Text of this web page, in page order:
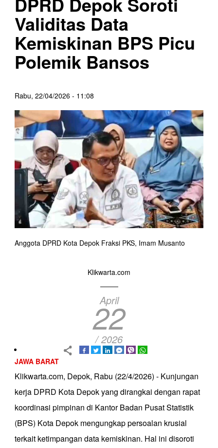
Validitas Data
Kemiskinan BPS Picu
Polemik Bansos
Rabu, 22/04/2026 - 11:08
Anggota DPRD Kota Depok Fraksi PKS, Imam Musanto
Klikwarta.com
April
22
/ 2026
JAWA BARAT
Klikwarta.com, Depok, Rabu (22/4/2026) - Kunjungan
kerja DPRD Kota Depok yang dirangkai dengan rapat
koordinasi pimpinan di Kantor Badan Pusat Statistik
(BPS) Kota Depok mengungkap persoalan krusial
terkait ketimpangan data kemiskinan. Hal ini disoroti